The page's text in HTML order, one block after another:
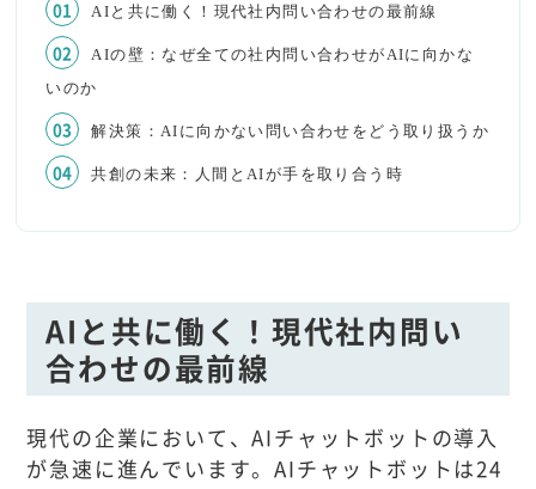
AIと共に働く！現代社内問い合わせの最前線
AIの壁：なぜ全ての社内問い合わせがAIに向かな
いのか
解決策：AIに向かない問い合わせをどう取り扱うか
共創の未来：人間とAIが手を取り合う時
AIと共に働く！現代社内問い
合わせの最前線
現代の企業において、AIチャットボットの導入
が急速に進んでいます。AIチャットボットは24